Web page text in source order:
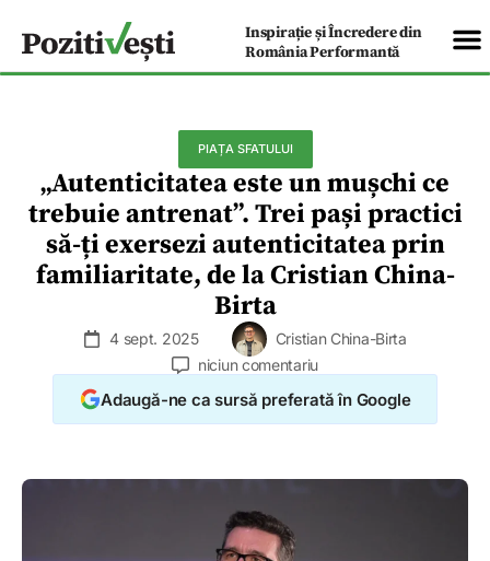
Inspirație și Încredere din
România Performantă
PIAȚA SFATULUI
„Autenticitatea este un mușchi ce
trebuie antrenat”. Trei pași practici
să-ți exersezi autenticitatea prin
familiaritate, de la Cristian China-
Birta
4 sept. 2025
Cristian China-Birta
niciun comentariu
Adaugă-ne ca sursă preferată în Google